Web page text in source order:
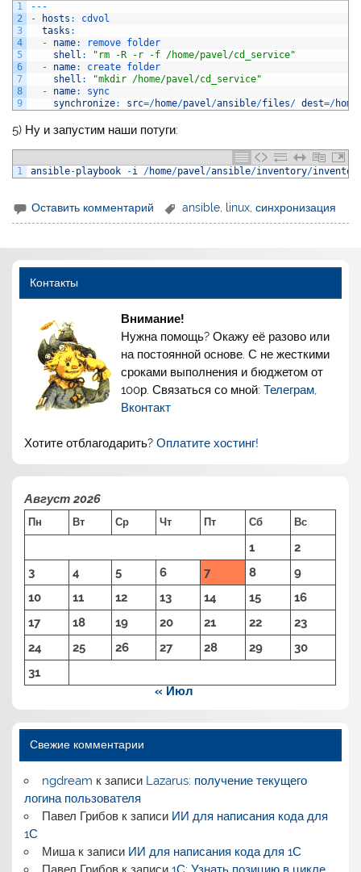
1
2
3
4
5
6
7
8
9
-- -
-
hosts :
cdvol
tasks :
-
name: remove folder
shell :
"rm -R -r -f /home/pavel/cd_service"
-
name: create folder
shell :
"mkdir /home/pavel/cd_service"
-
name:
sync
synchronize: src=/home/pavel/ansible/files/ dest=/home
5) Ну и запустим наши потуги:
1 ansible-playbook -i /home/pavel/ansible/inventory/
Оставить комментарий ansible linux ,синхронизация
Контакты
Внимание!
Нужна помощь? Окажу её разово или
на постоянной основе. С не жесткими
сроками выполнения и бюджетом от
100р. Связаться со мной:Телеграм,
Вконтакт
Хотите отблагодарить?Оплатите хостинг!
Август 2026
Пн Вт Ср Чт Пт Сб Вс
1
2
3
4 5 6 7 8
9
10
11 12 13 14 15
16
17
18 19 20 21 22
23
24
25 26 27 28 29
30
31
« Июл
Свежие комментарии
ngdream к записи Lazarus: получение текущего
логина пользователя
Павел Грибовк записи ИИ для написания кода для
1С
Мишак записи ИИ для написания кода для 1С